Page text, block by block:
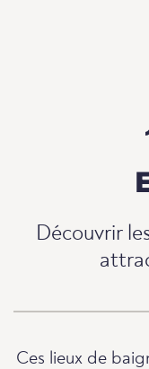
Découvrir
Ces lieux de